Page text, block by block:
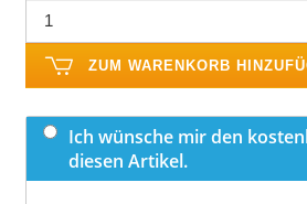
ZUM WARENKORB
Ich wünsche mir den
diesen Artikel.